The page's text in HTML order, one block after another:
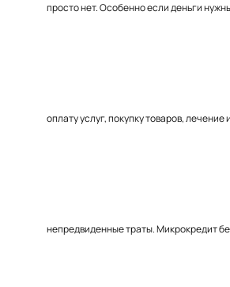
просто нет. Особенно если деньги
оплату услуг, покупку товаров, лечение
непредвиденные траты. Микрокредит